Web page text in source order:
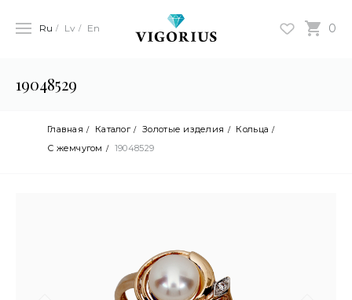
0
Ru Lv En
19048529
Главная Каталог Золотые изделия
Кольца
С жемчугом
19048529